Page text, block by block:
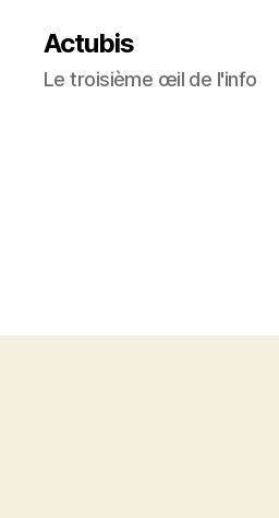
Actubis
Le troisième œil de l'info